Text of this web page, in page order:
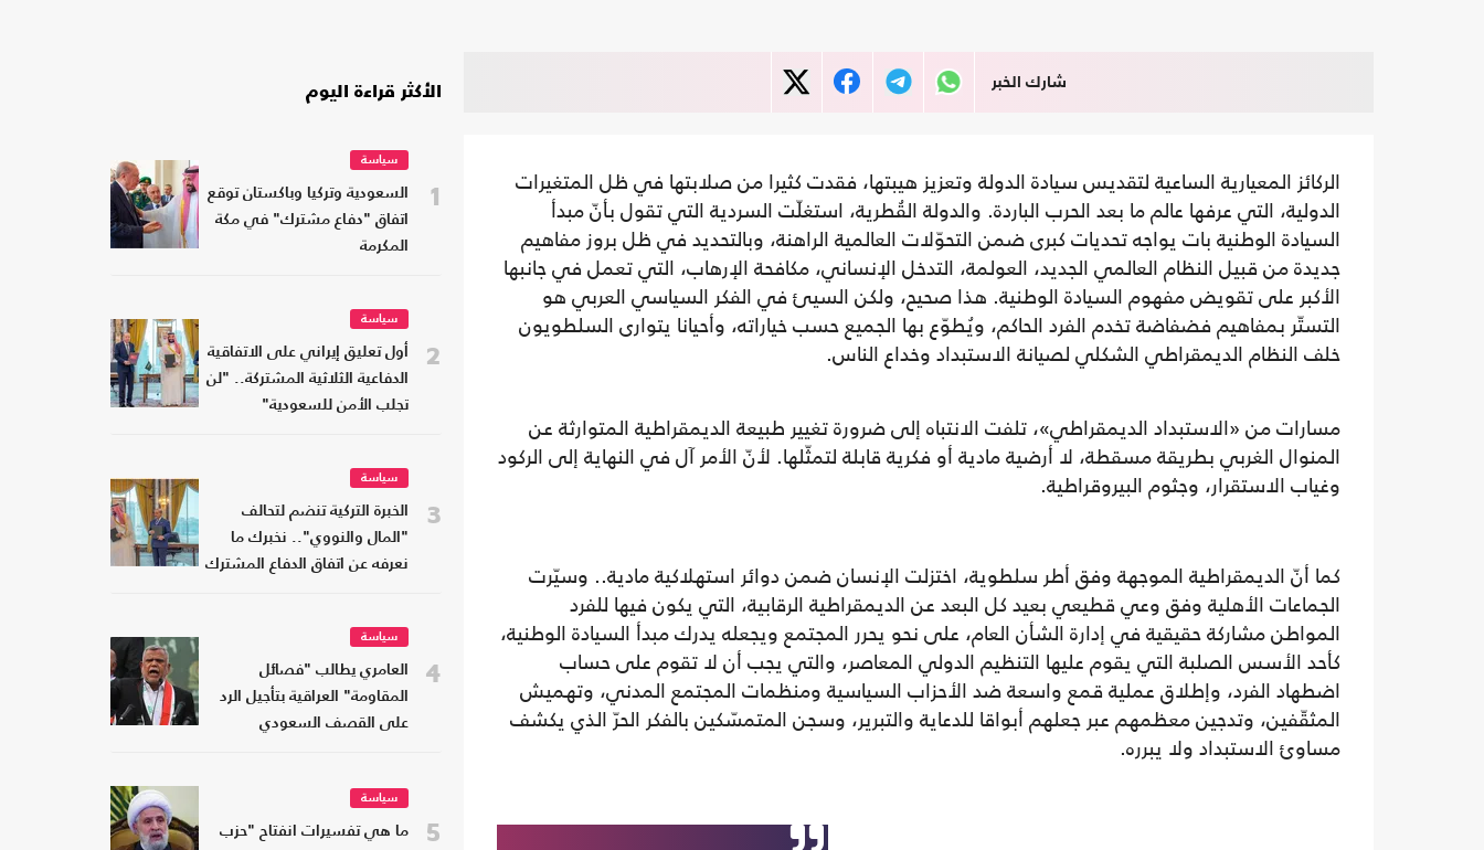
شارك الخبر
الركائز المعيارية الساعية لتقديس سيادة الدولة وتعزيز هيبتها، فقدت كثيرا من صلابتها في ظل المتغيرات
الدولية، التي عرفها عالم ما بعد الحرب الباردة. والدولة القُطرية، استغلّت السردية التي تقول بأنّ مبدأ
السيادة الوطنية بات يواجه تحديات كبرى ضمن التحوّلات العالمية الراهنة، وبالتحديد في ظل بروز مفاهيم
جديدة من قبيل النظام العالمي الجديد، العولمة، التدخل الإنساني، مكافحة الإرهاب، التي تعمل في جانبها
الأكبر على تقويض مفهوم السيادة الوطنية. هذا صحيح، ولكن السيئ في الفكر السياسي العربي هو
التستّر بمفاهيم فضفاضة تخدم الفرد الحاكم، ويُطوّع بها الجميع حسب خياراته، وأحيانا يتوارى السلطويون
خلف النظام الديمقراطي الشكلي لصيانة الاستبداد وخداع الناس.
مسارات من «الاستبداد الديمقراطي»، تلفت الانتباه إلى ضرورة تغيير طبيعة الديمقراطية المتوارثة عن
المنوال الغربي بطريقة مسقطة، لا أرضية مادية أو فكرية قابلة لتمثّلها. لأنّ الأمر آل في النهاية إلى الركود
وغياب الاستقرار، وجثوم البيروقراطية.
كما أنّ الديمقراطية الموجهة وفق أطر سلطوية، اختزلت الإنسان ضمن دوائر استهلاكية مادية.. وسيّرت
الجماعات الأهلية وفق وعي قطيعي بعيد كل البعد عن الديمقراطية الرقابية، التي يكون فيها للفرد
المواطن مشاركة حقيقية في إدارة الشأن العام، على نحو يحرر المجتمع ويجعله يدرك مبدأ السيادة الوطنية،
كأحد الأسس الصلبة التي يقوم عليها التنظيم الدولي المعاصر، والتي يجب أن لا تقوم على حساب
اضطهاد الفرد، وإطلاق عملية قمع واسعة ضد الأحزاب السياسية ومنظمات المجتمع المدني، وتهميش
المثقّفين، وتدجين معظمهم عبر جعلهم أبواقا للدعاية والتبرير، وسجن المتمسّكين بالفكر الحرّ الذي يكشف
مساوئ الاستبداد ولا يبرره.
الأكثر قراءة اليوم
1
سياسة
السعودية وتركيا وباكستان توقع
اتفاق "دفاع مشترك" في مكة
المكرمة
2
سياسة
أول تعليق إيراني على الاتفاقية
الدفاعية الثلاثية المشتركة.. "لن
تجلب الأمن للسعودية"
3
سياسة
الخبرة التركية تنضم لتحالف
"المال والنووي".. نخبرك ما
نعرفه عن اتفاق الدفاع المشترك
4
سياسة
العامري يطالب "فصائل
المقاومة" العراقية بتأجيل الرد
على القصف السعودي
5
سياسة
ما هي تفسيرات انفتاح "حزب